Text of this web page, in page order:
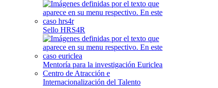
Sello HRS4R
Mentoría para la investigación Euriclea
Centro de Atracción e
Internacionalización del Talento